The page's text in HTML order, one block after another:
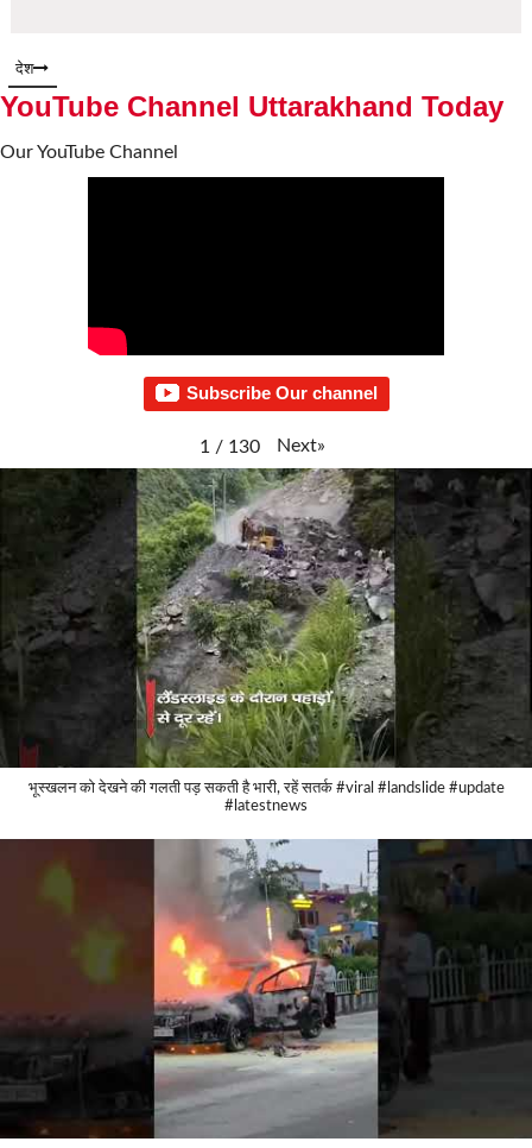
देश
YouTube Channel Uttarakhand Today
Our YouTube Channel
Subscribe Our channel
1 / 130 Next»
भूस्खलन को देखने की गलती पड़ सकती है भारी, रहें सतर्क #viral #landslide #update
#latestnews